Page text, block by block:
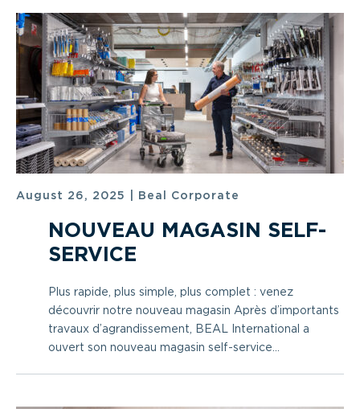
August 26, 2025 Beal Corporate
NOUVEAU MAGASIN SELF-
SERVICE
Plus rapide, plus simple, plus complet : venez
découvrir notre nouveau magasin Après d’importants
travaux d’agrandissement, BEAL International a
ouvert son nouveau magasin self-service...